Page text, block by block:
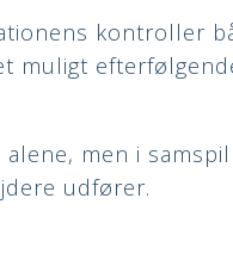
kontroller
muligt
men i
udfører.